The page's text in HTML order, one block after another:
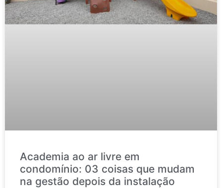
Academia ao ar livre em
condomínio: 03 coisas que mudam
na gestão depois da instalação